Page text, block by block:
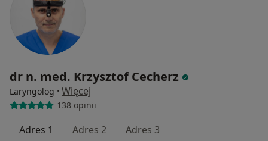
dr n. med. Krzysztof Cecherz
Laryngolog · Więcej
138 opinii
Adres 1 Adres 2 Adres 3